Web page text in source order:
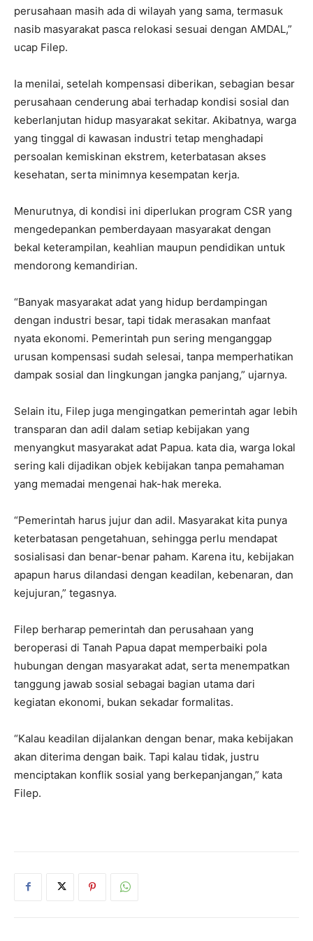
perusahaan masih ada di wilayah yang sama, termasuk
nasib masyarakat pasca relokasi sesuai dengan AMDAL,”
ucap Filep.
Ia menilai, setelah kompensasi diberikan, sebagian besar
perusahaan cenderung abai terhadap kondisi sosial dan
keberlanjutan hidup masyarakat sekitar. Akibatnya, warga
yang tinggal di kawasan industri tetap menghadapi
persoalan kemiskinan ekstrem, keterbatasan akses
kesehatan, serta minimnya kesempatan kerja.
Menurutnya, di kondisi ini diperlukan program CSR yang
mengedepankan pemberdayaan masyarakat dengan
bekal keterampilan, keahlian maupun pendidikan untuk
mendorong kemandirian.
“Banyak masyarakat adat yang hidup berdampingan
dengan industri besar, tapi tidak merasakan manfaat
nyata ekonomi. Pemerintah pun sering menganggap
urusan kompensasi sudah selesai, tanpa memperhatikan
dampak sosial dan lingkungan jangka panjang,” ujarnya.
Selain itu, Filep juga mengingatkan pemerintah agar lebih
transparan dan adil dalam setiap kebijakan yang
menyangkut masyarakat adat Papua. kata dia, warga lokal
sering kali dijadikan objek kebijakan tanpa pemahaman
yang memadai mengenai hak-hak mereka.
“Pemerintah harus jujur dan adil. Masyarakat kita punya
keterbatasan pengetahuan, sehingga perlu mendapat
sosialisasi dan benar-benar paham. Karena itu, kebijakan
apapun harus dilandasi dengan keadilan, kebenaran, dan
kejujuran,” tegasnya.
Filep berharap pemerintah dan perusahaan yang
beroperasi di Tanah Papua dapat memperbaiki pola
hubungan dengan masyarakat adat, serta menempatkan
tanggung jawab sosial sebagai bagian utama dari
kegiatan ekonomi, bukan sekadar formalitas.
“Kalau keadilan dijalankan dengan benar, maka kebijakan
akan diterima dengan baik. Tapi kalau tidak, justru
menciptakan konflik sosial yang berkepanjangan,” kata
Filep.